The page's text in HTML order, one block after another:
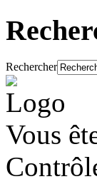
Rechercher
Vous